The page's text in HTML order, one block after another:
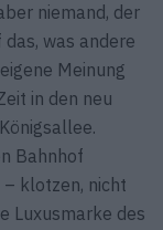
niemand, der
was andere
Meinung
in den neu
Bahnhof
klotzen, nicht
Luxusmarke des